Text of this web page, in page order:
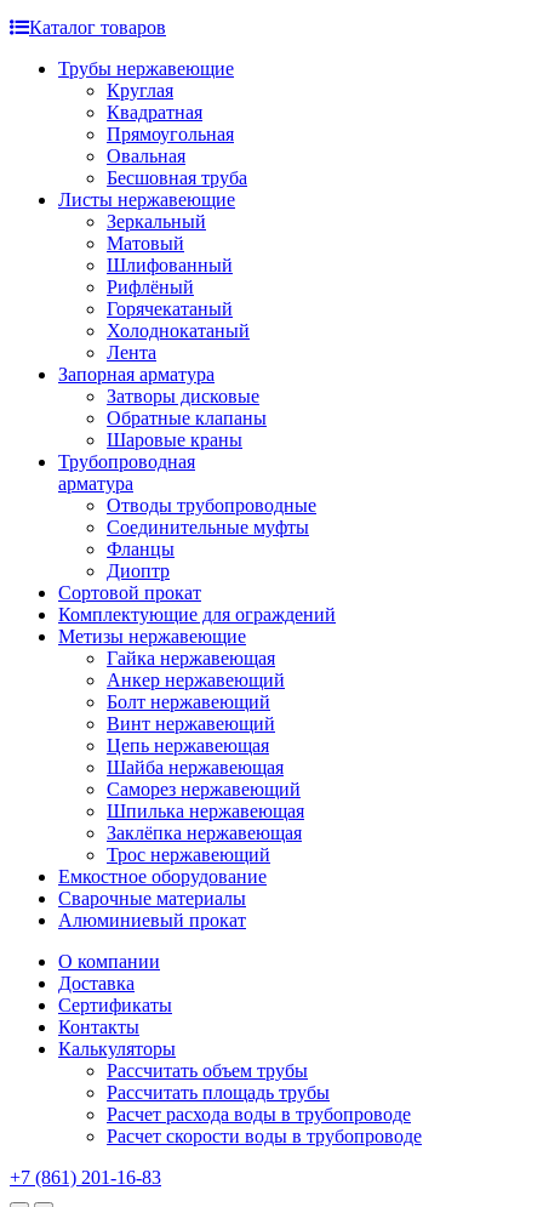
Каталог товаров
Трубы нержавеющие
Круглая
Квадратная
Прямоугольная
Овальная
Бесшовная труба
Листы нержавеющие
Зеркальный
Матовый
Шлифованный
Рифлёный
Горячекатаный
Холоднокатаный
Лента
Запорная арматура
Затворы дисковые
Обратные клапаны
Шаровые краны
Трубопроводная
арматура
Отводы трубопроводные
Соединительные муфты
Фланцы
Диоптр
Сортовой прокат
Комплектующие для ограждений
Метизы нержавеющие
Гайка нержавеющая
Анкер нержавеющий
Болт нержавеющий
Винт нержавеющий
Цепь нержавеющая
Шайба нержавеющая
Саморез нержавеющий
Шпилька нержавеющая
Заклёпка нержавеющая
Трос нержавеющий
Емкостное оборудование
Сварочные материалы
Алюминиевый прокат
О компании
Доставка
Сертификаты
Контакты
Калькуляторы
Рассчитать объем трубы
Рассчитать площадь трубы
Расчет расхода воды в трубопроводе
Расчет скорости воды в трубопроводе
+7 (861) 201-16-83